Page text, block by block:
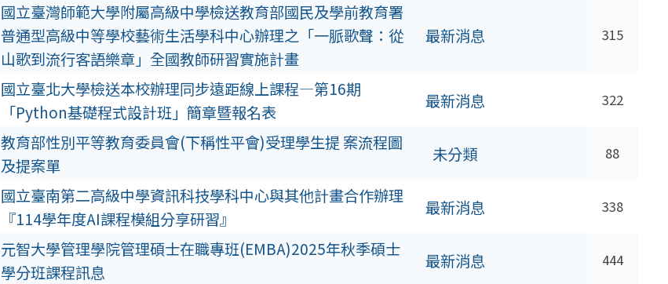
國立臺灣師範大學附屬高級中學檢送教育部國民及學前教育署
普通型高級中等學校藝術生活學科中心辦理之「一脈歌聲：從
山歌到流行客語樂章」全國教師研習實施計畫
最新消息 315
國立臺北大學檢送本校辦理同步遠距線上課程—第16期
「Python基礎程式設計班」簡章暨報名表
最新消息 322
教育部性別平等教育委員會(下稱性平會)受理學生提 案流程圖
及提案單
未分類 88
國立臺南第二高級中學資訊科技學科中心與其他計畫合作辦理
『114學年度AI課程模組分享研習』
最新消息 338
元智大學管理學院管理碩士在職專班(EMBA)2025年秋季碩士
學分班課程訊息
最新消息 444